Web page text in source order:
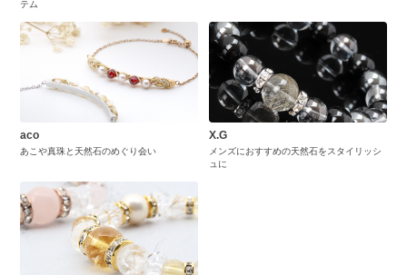
テム
aco
あこや真珠と天然石のめぐり会い
X.G
メンズにおすすめの天然石をスタイリッシ
ュに